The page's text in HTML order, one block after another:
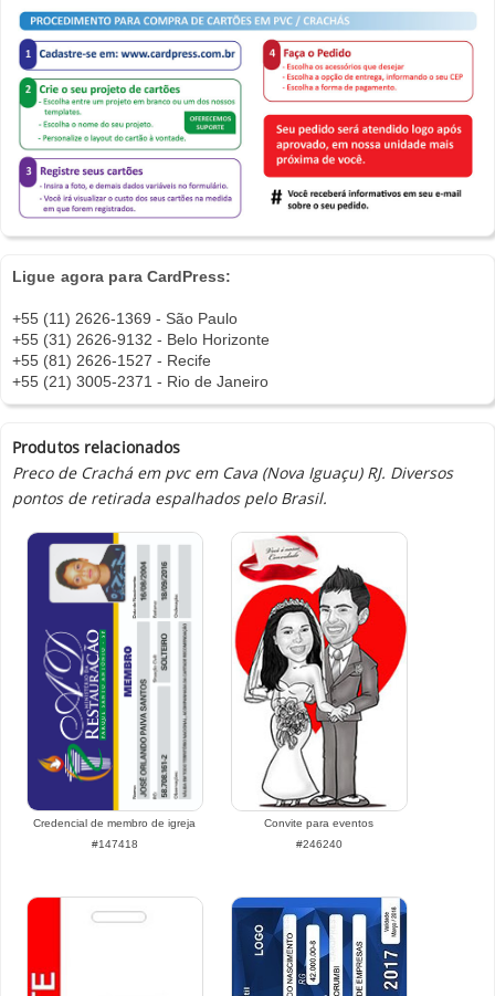
Ligue agora para CardPress:
+55 (11) 2626-1369 - São Paulo
+55 (31) 2626-9132 - Belo Horizonte
+55 (81) 2626-1527 - Recife
+55 (21) 3005-2371 - Rio de Janeiro
Produtos relacionados
Preco de Crachá em pvc em Cava (Nova Iguaçu) RJ. Diversos
pontos de retirada espalhados pelo Brasil.
Credencial de membro de igreja
#147418
Convite para eventos
#246240